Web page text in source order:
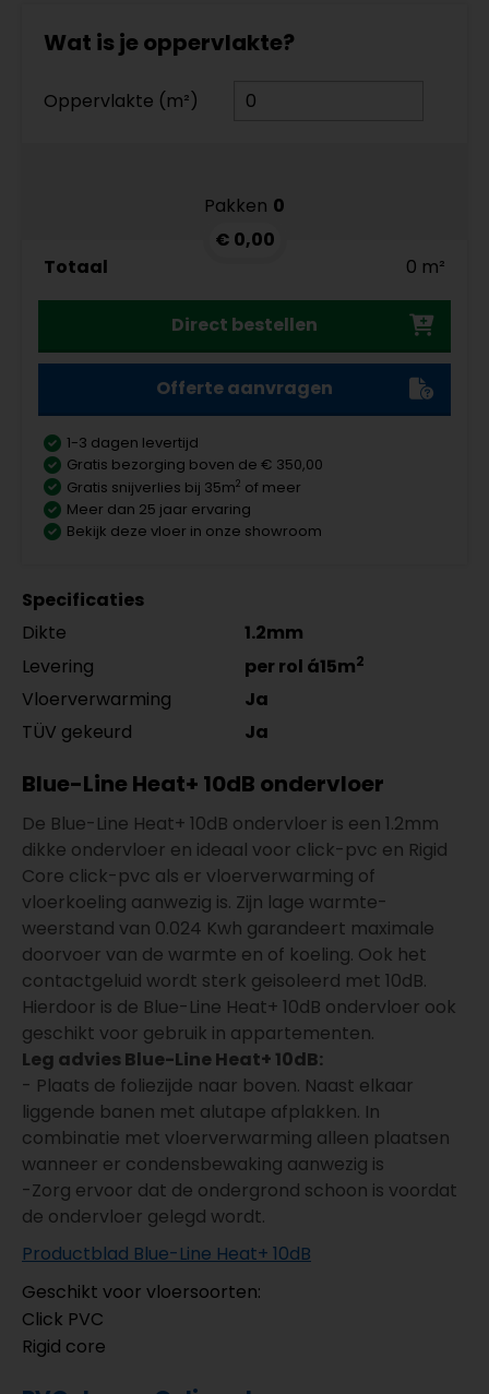
Wat is je oppervlakte?
Oppervlakte (m²)
Pakken 0
€ 0,00
Totaal
0 m²
Direct bestellen
Offerte aanvragen
1-3 dagen levertijd
Gratis bezorging boven de € 350,00
Gratis snijverlies bij 35m2 of meer
Meer dan 25 jaar ervaring
Bekijk deze vloer in onze showroom
Specificaties
Dikte
1.2mm
Levering
per rol á15m2
Vloerverwarming
Ja
TÜV gekeurd
Ja
Blue-Line Heat+ 10dB ondervloer
De Blue-Line Heat+ 10dB ondervloer is een 1.2mm
dikke ondervloer en ideaal voor click-pvc en Rigid
Core click-pvc als er vloerverwarming of
vloerkoeling aanwezig is. Zijn lage warmte-
weerstand van 0.024 Kwh garandeert maximale
doorvoer van de warmte en of koeling. Ook het
contactgeluid wordt sterk geisoleerd met 10dB.
Hierdoor is de Blue-Line Heat+ 10dB ondervloer ook
geschikt voor gebruik in appartementen.
Leg advies Blue-Line Heat+ 10dB:
- Plaats de foliezijde naar boven. Naast elkaar
liggende banen met alutape afplakken. In
combinatie met vloerverwarming alleen plaatsen
wanneer er condensbewaking aanwezig is
-Zorg ervoor dat de ondergrond schoon is voordat
de ondervloer gelegd wordt.
Productblad Blue-Line Heat+ 10dB
Geschikt voor vloersoorten:
Click PVC
Rigid core